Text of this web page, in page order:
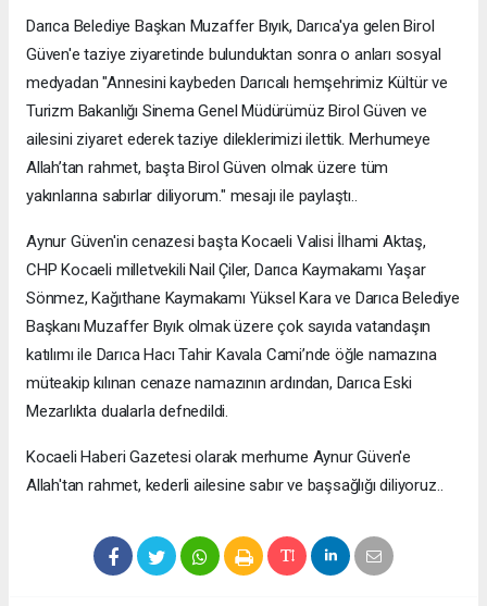
Darıca Belediye Başkan Muzaffer Bıyık, Darıca'ya gelen Birol
Güven'e taziye ziyaretinde bulunduktan sonra o anları sosyal
medyadan "Annesini kaybeden Darıcalı hemşehrimiz Kültür ve
Turizm Bakanlığı Sinema Genel Müdürümüz Birol Güven ve
ailesini ziyaret ederek taziye dileklerimizi ilettik. Merhumeye
Allah’tan rahmet, başta Birol Güven olmak üzere tüm
yakınlarına sabırlar diliyorum." mesajı ile paylaştı..
Aynur Güven'in cenazesi başta Kocaeli Valisi İlhami Aktaş,
CHP Kocaeli milletvekili Nail Çiler, Darıca Kaymakamı Yaşar
Sönmez, Kağıthane Kaymakamı Yüksel Kara ve Darıca Belediye
Başkanı Muzaffer Bıyık olmak üzere çok sayıda vatandaşın
katılımı ile Darıca Hacı Tahir Kavala Cami’nde öğle namazına
müteakip kılınan cenaze namazının ardından, Darıca Eski
Mezarlıkta dualarla defnedildi.
Kocaeli Haberi Gazetesi olarak merhume Aynur Güven'e
Allah'tan rahmet, kederli ailesine sabır ve başsağlığı diliyoruz..